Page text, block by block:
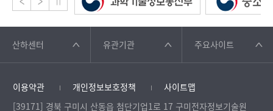
산하센터 유관기관 주요사이트
이용약관 개인정보보호정책
사이트맵
[39171] 경북 구미시 산동읍 첨단기업1로 17 구미전자정보기술원